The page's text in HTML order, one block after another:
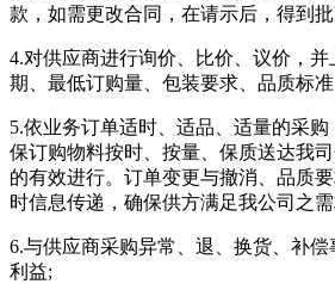
款，如需更改合同，在请示后，得到
4.对供应商进行询价、比价、议价，
期、最低订购量、包装要求、品质标
5.依业务订单适时、适品、适量的采
保订购物料按时、按量、保质送达我
的有效进行。订单变更与撤消、品质
时信息传递，确保供方满足我公司之需
6.与供应商采购异常、退、换货、补偿
利益;